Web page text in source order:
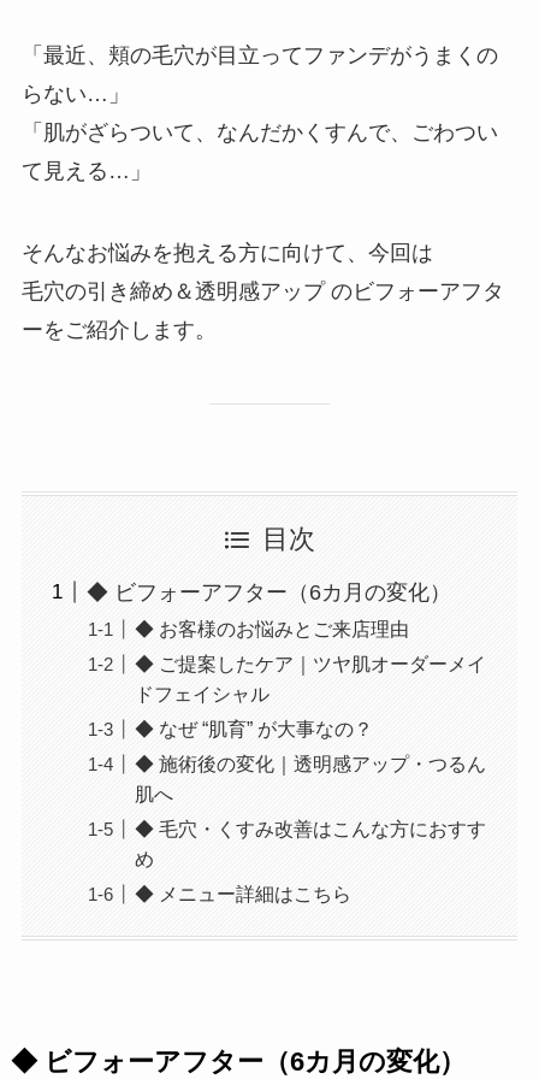
「最近、頬の毛穴が目立ってファンデがうまくの
らない…」
「肌がざらついて、なんだかくすんで、ごわつい
て見える…」
そんなお悩みを抱える方に向けて、今回は
毛穴の引き締め＆透明感アップ のビフォーアフタ
ーをご紹介します。
目次
◆ ビフォーアフター（6カ月の変化）
◆ お客様のお悩みとご来店理由
◆ ご提案したケア｜ツヤ肌オーダーメイ
ドフェイシャル
◆ なぜ “肌育” が大事なの？
◆ 施術後の変化｜透明感アップ・つるん
肌へ
◆ 毛穴・くすみ改善はこんな方におすす
め
◆ メニュー詳細はこちら
◆ ビフォーアフター（6カ月の変化）